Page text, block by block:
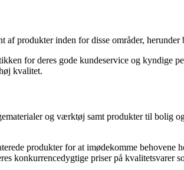
produkter inden for disse områder,
for deres gode kundeservice og kyndige
kvalitet.
og værktøj samt produkter til bolig
produkter for at imødekomme behovene
konkurrencedygtige priser på kvalitetsvarer